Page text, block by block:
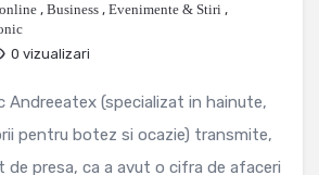
, Business , Evenimente & Stiri ,
0 vizualizari
Andreeatex (specializat in hainute,
pentru botez si ocazie) transmite,
presa, ca a avut o cifra de afaceri